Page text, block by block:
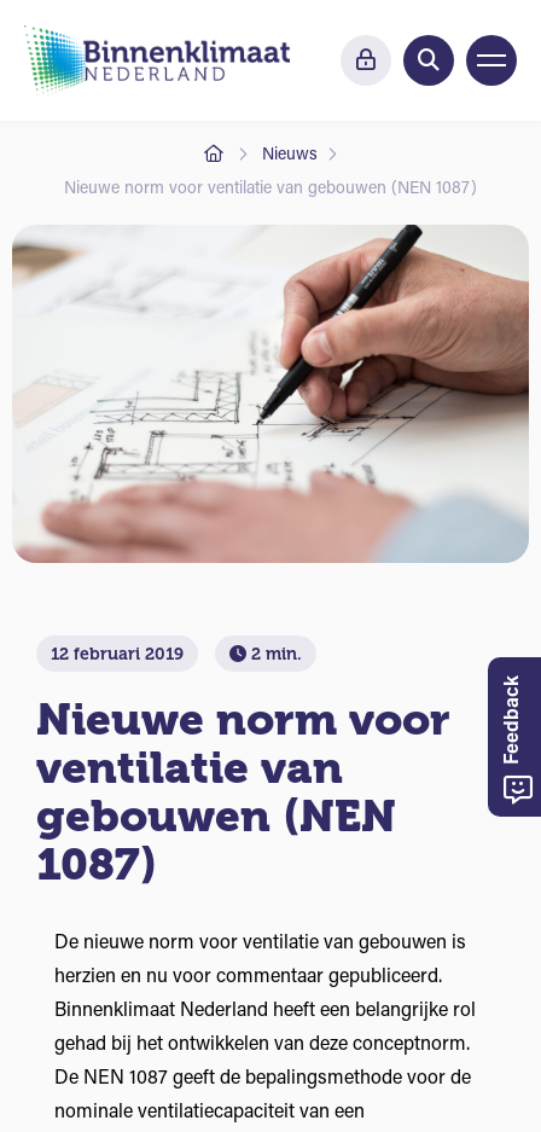
Nieuws
Nieuwe norm voor ventilatie van gebouwen (NEN 1087)
12 februari 2019 2 min.
Nieuwe norm voor
ventilatie van
gebouwen (NEN
1087)
De nieuwe norm voor ventilatie van gebouwen is
herzien en nu voor commentaar gepubliceerd.
Binnenklimaat Nederland heeft een belangrijke rol
gehad bij het ontwikkelen van deze conceptnorm.
De NEN 1087 geeft de bepalingsmethode voor de
nominale ventilatiecapaciteit van een
Feedback